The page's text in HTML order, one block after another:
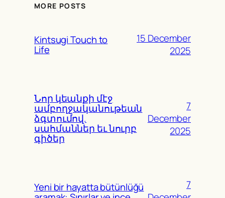
MORE POSTS
Kintsugi Touch to
Life
15 December
2025
Նոր կեանքի մէջ
ամբողջականութեան
ձգտումով.
սահմաններ եւ նուրբ
գիծեր
7
December
2025
Yeni bir hayatta bütünlüğü
7